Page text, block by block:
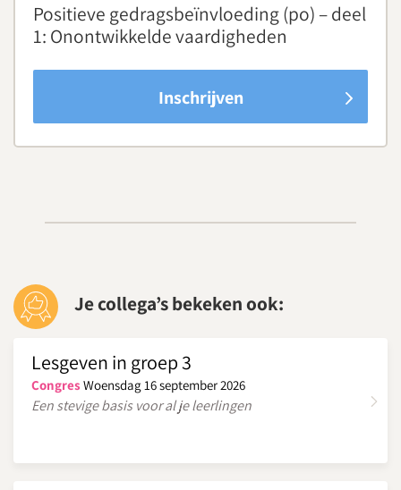
Positieve gedragsbeïnvloeding (po) – deel
1: Onontwikkelde vaardigheden
Inschrijven
Je collega’s bekeken ook:
Lesgeven in groep 3
Congres Woensdag 16 september 2026
Een stevige basis voor al je leerlingen